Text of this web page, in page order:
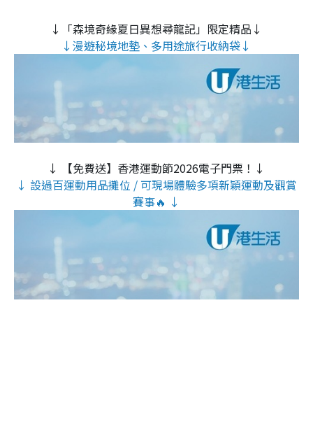
↓「森境奇緣夏日異想尋龍記」限定精品↓
↓漫遊秘境地墊、多用途旅行收納袋↓
↓ 【免費送】香港運動節2026電子門票！↓
↓ 設過百運動用品攤位 / 可現場體驗多項新穎運動及觀賞
賽事🔥 ↓